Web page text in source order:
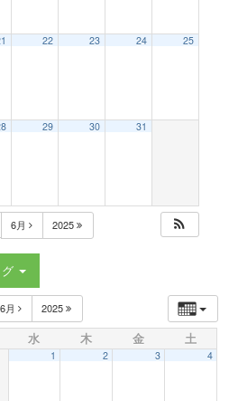
t
i
22 23 24 25
29 30 31
6月 2025
6月 2025
水 木 金 土
1 2 3 4